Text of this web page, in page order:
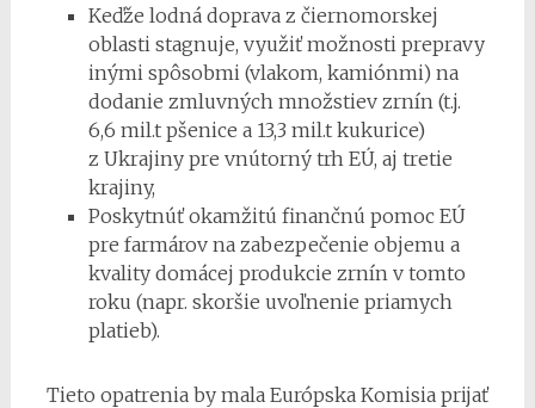
Keďže lodná doprava z čiernomorskej
oblasti stagnuje, využiť možnosti prepravy
inými spôsobmi (vlakom, kamiónmi) na
dodanie zmluvných množstiev zrnín (t.j.
6,6 mil.t pšenice a 13,3 mil.t kukurice)
z Ukrajiny pre vnútorný trh EÚ, aj tretie
krajiny,
Poskytnúť okamžitú finančnú pomoc EÚ
pre farmárov na zabezpečenie objemu a
kvality domácej produkcie zrnín v tomto
roku (napr. skoršie uvoľnenie priamych
platieb).
Tieto opatrenia by mala Európska Komisia prijať